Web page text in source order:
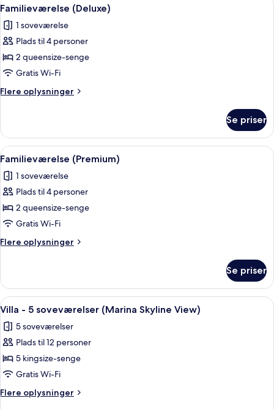
alle
billeder
af
Familieværelse
(Deluxe)
5
Familieværelse (Deluxe)
1 soveværelse
Plads til 4 personer
2 queensize-senge
Gratis Wi-Fi
Flere oplysninger
Flere
(Deluxe)
Se priser
Indlæs
alle
billeder
af
Familieværelse
(Premium)
Premium-sengetøj, minibar,
4
Familieværelse (Premium)
1 soveværelse
Plads til 4 personer
2 queensize-senge
Gratis Wi-Fi
Flere oplysninger
Flere
(Premium)
Se priser
Indlæs
alle
billeder
af
Villa
-
5
soveværelser
Et hotelværelse med en stor seng,
5
Villa - 5 soveværelser (Marina Skyline View)
5 soveværelser
Plads til 12 personer
5 kingsize-senge
Gratis Wi-Fi
Flere oplysninger
Flere